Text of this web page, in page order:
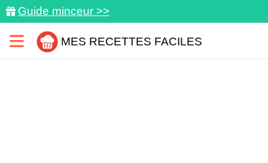
Guide minceur >>
MES RECETTES FACILES